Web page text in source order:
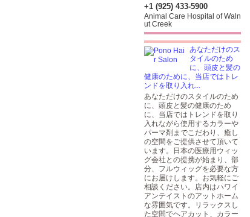
+1 (925) 433-5900
Animal Care Hospital of Waln
ut Creek
あなただけのス
タイルのため
に、頭皮と髪の
健康のために、当店ではトレ
ンドを取り入れ...
あなただけのスタイルのため
に、頭皮と髪の健康のため
に、当店ではトレンドを取り
入れながら使用するカラーや
パーマ剤までこだわり、癒し
の空間をご提供させて頂いて
います。日本の医療用ウィッ
グ会社との提携が始まり、部
分、フルウィッグを必要な方
にお届けします。お気軽にご
相談ください。店内はハワイ
アンテイストのアットホーム
な雰囲気です。リラックスし
た空間でヘアカット、カラー